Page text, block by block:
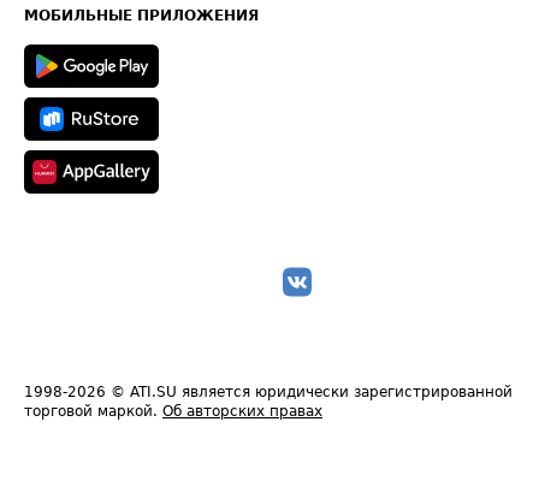
Техническая информация
МОБИЛЬНЫЕ ПРИЛОЖЕНИЯ
1998-2026 © ATI.SU является юридически зарегистрированной
торговой маркой. Об авторских правах